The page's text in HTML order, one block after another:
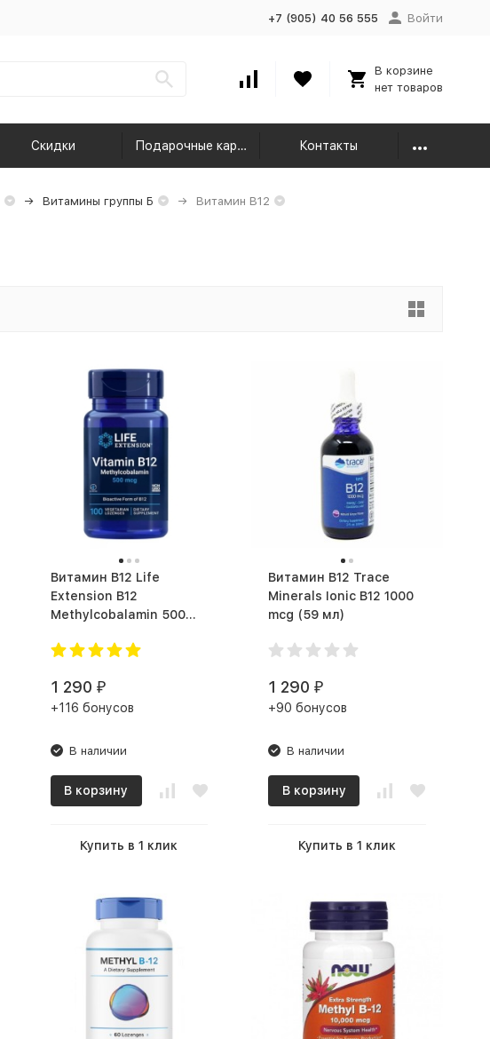
+7 (905) 40 56 555 Войти
В корзине
нет товаров
Скидки Подарочные карты Контакты
Витамины группы Б Витамин B12
Витамин B12 Life
Extension B12
Methylcobalamin 500
1 290 ₽
+116 бонусов
В наличии
В корзину
Купить в 1 клик
Витамин B12 Trace
Minerals Ionic B12 1000
mcg (59 мл)
1 290 ₽
+90 бонусов
В наличии
В корзину
Купить в 1 клик